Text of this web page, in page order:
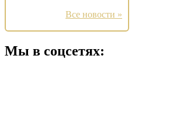
Все новости »
Мы в соцсетях: